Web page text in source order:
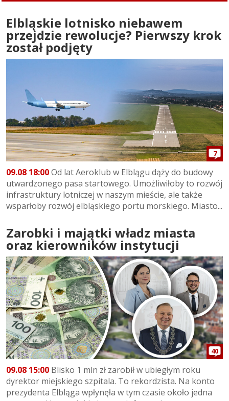
Elbląskie lotnisko niebawem
przejdzie rewolucje? Pierwszy krok
został podjęty
7
09.08 18:00Od lat Aeroklub w Elblągu dąży do budowy
utwardzonego pasa startowego. Umożliwiłoby to rozwój
infrastruktury lotniczej w naszym mieście, ale także
wsparłoby rozwój elbląskiego portu morskiego. Miasto...
Zarobki i majątki władz miasta
oraz kierowników instytucji
40
09.08 15:00 Blisko 1 mln zł zarobił w ubiegłym roku
dyrektor miejskiego szpitala. To rekordzista. Na konto
prezydenta Elbląga wpłynęła w tym czasie około jedna